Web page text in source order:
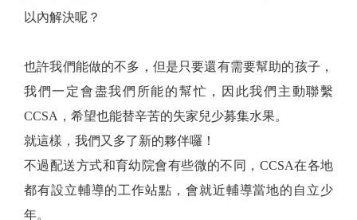
以內解決呢？
也許我們能做的不多，但是只要還有需要幫助的孩子，
我們一定會盡我們所能的幫忙，因此我們主動聯繫
CCSA，希望也能替辛苦的失家兒少募集水果。
就這樣，我們又多了新的夥伴囉！
不過配送方式和育幼院會有些微的不同，CCSA在各地
都有設立輔導的工作站點，會就近輔導當地的自立少
年。